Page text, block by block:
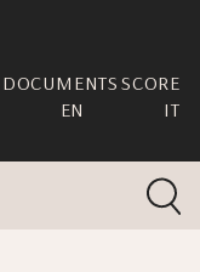
DOCUMENTS SCORE
EN IT